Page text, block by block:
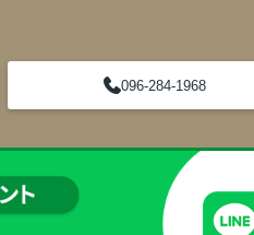
096-284-1968